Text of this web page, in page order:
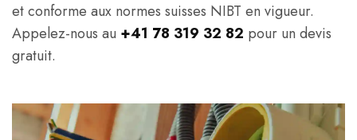
et conforme aux normes suisses NIBT en vigueur.
Appelez-nous au +41 78 319 32 82 pour un devis
gratuit.